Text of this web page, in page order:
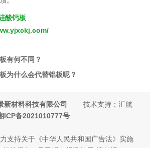
酸钙板
有何不同？
为什么会代替铝板呢？
新材料科技有限公司
技术支持：汇航
ICP备2021010777号
支持关于《中华人民共和国广告法》实施